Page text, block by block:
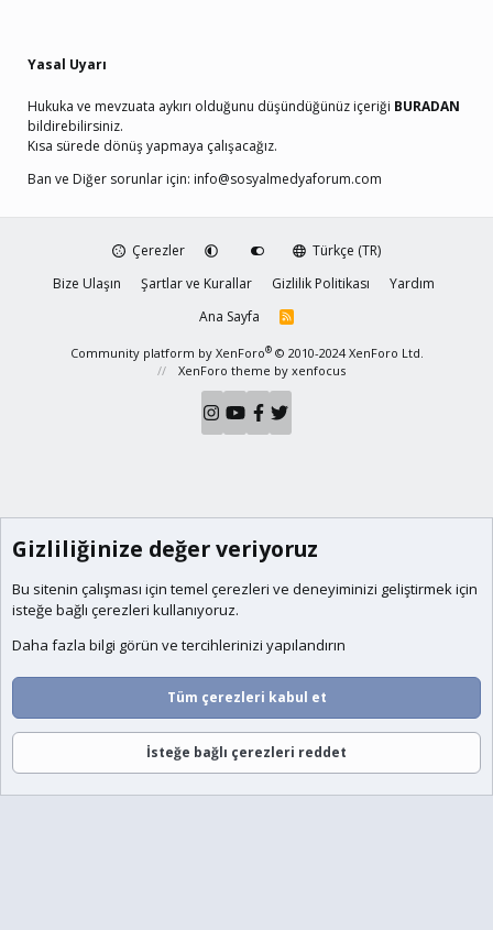
Yasal Uyarı
Hukuka ve mevzuata aykırı olduğunu düşündüğünüz içeriği BURADAN
bildirebilirsiniz.
Kısa sürede dönüş yapmaya çalışacağız.
Ban ve Diğer sorunlar için: info@sosyalmedyaforum.com
Çerezler
Türkçe (TR)
Bize Ulaşın
Şartlar ve Kurallar Gizlilik Politikası
Yardım
Ana Sayfa
R
S
Community platform by XenForo® © 2010-2024 XenForo Ltd.
XenForo theme by xenfocus
Gizliliğinize değer veriyoruz
Bu sitenin çalışması için temel çerezleri ve deneyiminizi geliştirmek için
isteğe bağlı çerezleri kullanıyoruz.
Daha fazla bilgi görün ve tercihlerinizi yapılandırın
Tüm çerezleri kabul et
İsteğe bağlı çerezleri reddet